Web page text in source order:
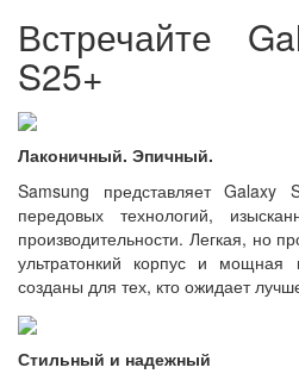
Встречайте
S25+
Лаконичный. Эпичный.
Samsung представляет
передовых технологий,
производительности. Легкая, но
ультратонкий корпус и
созданы для тех, кто ожидает
Стильный и надежный